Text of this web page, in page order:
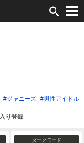
#ジャニーズ #男性アイドル
り登録
ダークモード